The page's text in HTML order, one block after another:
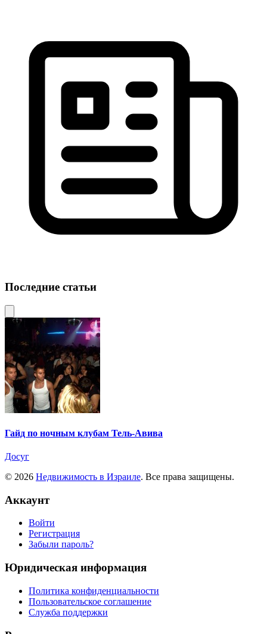
Последние статьи
Гайд по ночным клубам Тель-Авива
Досуг
© 2026 Недвижимость в Израиле. Все права защищены.
Аккаунт
Войти
Регистрация
Забыли пароль?
Юридическая информация
Политика конфиденциальности
Пользовательское соглашение
Служба поддержки